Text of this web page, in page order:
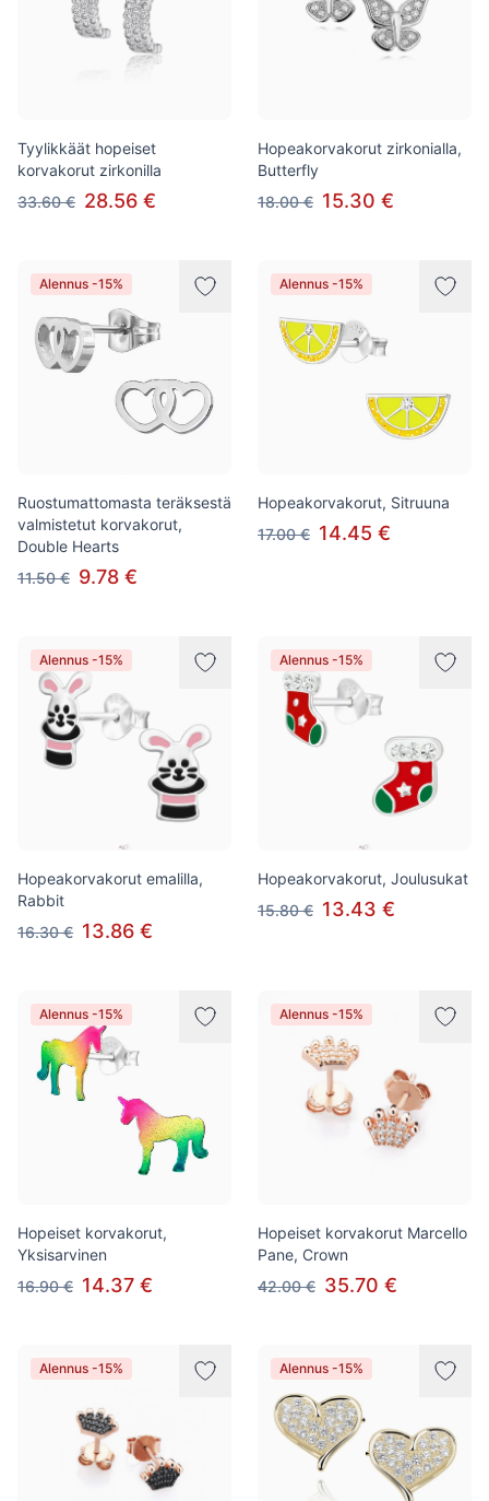
Tyylikkäät hopeiset
korvakorut zirkonilla
33.60 € 28.56 €
Hopeakorvakorut zirkonialla,
Butterfly
18.00 € 15.30 €
Alennus -15%
Ruostumattomasta teräksestä
valmistetut korvakorut,
Double Hearts
11.50 € 9.78 €
Alennus -15%
Hopeakorvakorut, Sitruuna
17.00 € 14.45 €
Alennus -15%
Hopeakorvakorut emalilla,
Rabbit
16.30 € 13.86 €
Alennus -15%
Hopeakorvakorut, Joulusukat
15.80 € 13.43 €
Alennus -15%
Hopeiset korvakorut,
Yksisarvinen
16.90 € 14.37 €
Alennus -15%
Hopeiset korvakorut Marcello
Pane, Crown
42.00 € 35.70 €
Alennus -15% Alennus -15%